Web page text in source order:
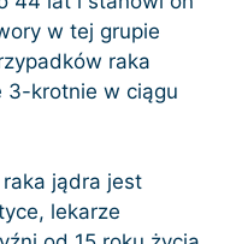
w tej grupie
raka
3-krotnie w ciągu
jądra jest
lekarze